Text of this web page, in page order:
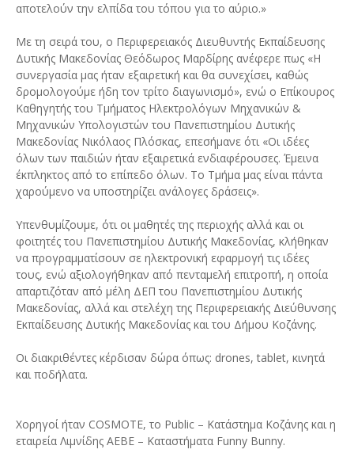
αποτελούν την ελπίδα του τόπου για το αύριο.»
Με τη σειρά του, ο Περιφερειακός Διευθυντής Εκπαίδευσης
Δυτικής Μακεδονίας Θεόδωρος Μαρδίρης ανέφερε πως «Η
συνεργασία μας ήταν εξαιρετική και θα συνεχίσει, καθώς
δρομολογούμε ήδη τον τρίτο διαγωνισμό», ενώ ο Επίκουρος
Καθηγητής του Τμήματος Ηλεκτρολόγων Μηχανικών &
Μηχανικών Υπολογιστών του Πανεπιστημίου Δυτικής
Μακεδονίας Νικόλαος Πλόσκας, επεσήμανε ότι «Οι ιδέες
όλων των παιδιών ήταν εξαιρετικά ενδιαφέρουσες. Έμεινα
έκπληκτος από το επίπεδο όλων. Το Τμήμα μας είναι πάντα
χαρούμενο να υποστηρίζει ανάλογες δράσεις».
Υπενθυμίζουμε, ότι οι μαθητές της περιοχής αλλά και οι
φοιτητές του Πανεπιστημίου Δυτικής Μακεδονίας, κλήθηκαν
να προγραμματίσουν σε ηλεκτρονική εφαρμογή τις ιδέες
τους, ενώ αξιολογήθηκαν από πενταμελή επιτροπή, η οποία
απαρτιζόταν από μέλη ΔΕΠ του Πανεπιστημίου Δυτικής
Μακεδονίας, αλλά και στελέχη της Περιφερειακής Διεύθυνσης
Εκπαίδευσης Δυτικής Μακεδονίας και του Δήμου Κοζάνης.
Οι διακριθέντες κέρδισαν δώρα όπως: drones, tablet, κινητά
και ποδήλατα.
Χορηγοί ήταν COSMOTE, το Public – Κατάστημα Κοζάνης και η
εταιρεία Λιμνίδης ΑΕΒΕ – Καταστήματα Funny Bunny.